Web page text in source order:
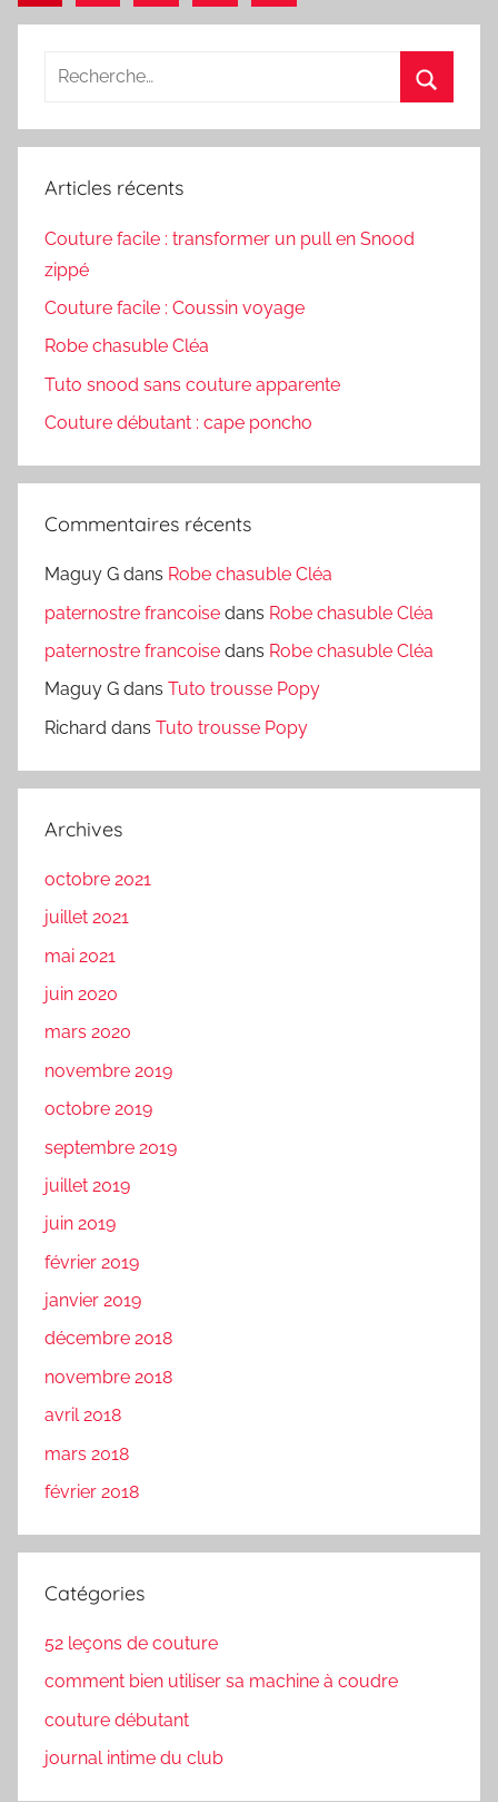
des
publications
Recherche
:
Articles récents
Couture facile : transformer un pull en Snood
zippé
Couture facile : Coussin voyage
Robe chasuble Cléa
Tuto snood sans couture apparente
Couture débutant : cape poncho
Commentaires récents
Maguy G dans Robe chasuble Cléa
paternostre francoise dans Robe chasuble Cléa
paternostre francoise dans Robe chasuble Cléa
Maguy G dans Tuto trousse Popy
Richard dans Tuto trousse Popy
Archives
octobre 2021
juillet 2021
mai 2021
juin 2020
mars 2020
novembre 2019
octobre 2019
septembre 2019
juillet 2019
juin 2019
février 2019
janvier 2019
décembre 2018
novembre 2018
avril 2018
mars 2018
février 2018
Catégories
52 leçons de couture
comment bien utiliser sa machine à coudre
couture débutant
journal intime du club